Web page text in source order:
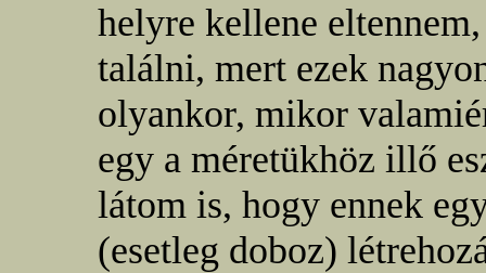
helyre kellene
találni, mert ezek
olyankor, mikor
egy a méretükhöz illő
látom is, hogy ennek
(esetleg doboz)